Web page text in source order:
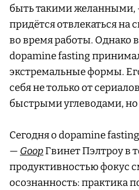
быть такими желанными,
придётся отвлекаться на
во время работы. Однако
dopamine fasting
экстремальные формы.
себя не только от
быстрыми углеводами, но
Сегодня о dopamine fasting
— GoopГвинет Пэлтроу в
продуктивностью фокус
осознанность: практика